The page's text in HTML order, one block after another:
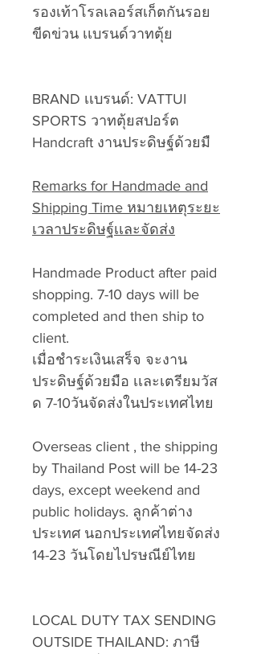
รองเท้าโรลเลอร์สเก็ตกันรอย
ขีดข่วน เเบรนด์วาทตุ้ย
BRAND เเบรนด์: VATTUI
SPORTS วาทตุ้ยสปอร์ต
Handcraft งานประดิษฐ์ด้วยมื
Remarks for Handmade and
Shipping Time หมายเหตุระยะ
เวลาประดิษฐ์เเละจัดส่ง
Handmade Product after paid
shopping. 7-10 days will be
completed and then ship to
client.
เมื่อชำระเงินเสร็จ จะงาน
ประดิษฐ์ด้วยมือ เเละเตรียมวัส
ด 7-10วันจัดส่งในประเทศไทย
Overseas client , the shipping
by Thailand Post will be 14-23
days, except weekend and
public holidays. ลูกค้าต่าง
ประเทศ นอกประเทศไทยจัดส่ง
14-23 วันโดยไปรษณีย์ไทย
LOCAL DUTY TAX SENDING
OUTSIDE THAILAND: ภาษี